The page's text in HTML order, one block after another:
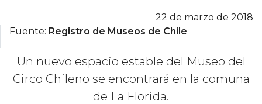
22 de marzo de 2018
Fuente: Registro de Museos de Chile
Un nuevo espacio estable del Museo del
Circo Chileno se encontrará en la comuna
de La Florida.